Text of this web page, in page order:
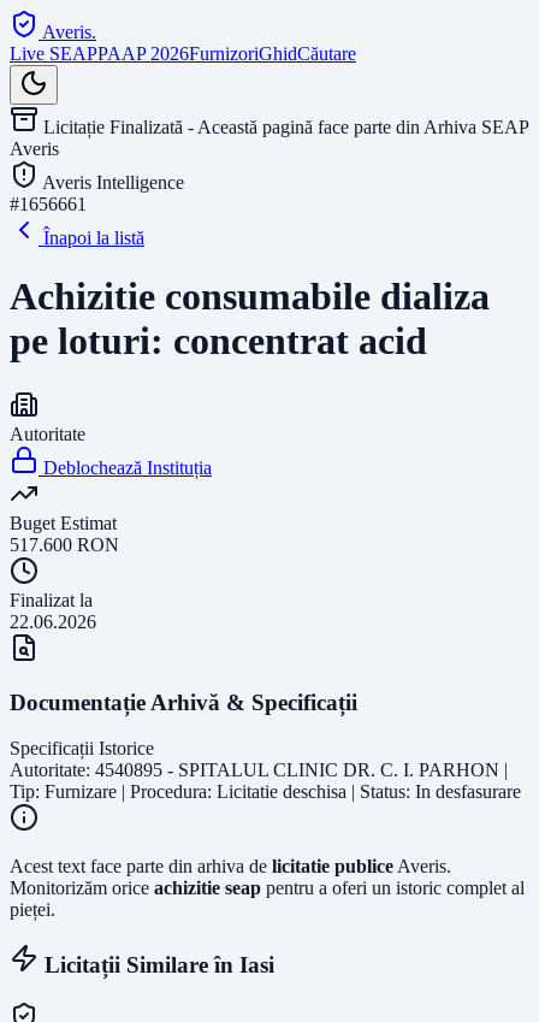
Averis.
Live SEAPPAAP 2026FurnizoriGhidCăutare
Licitație Finalizată - Această pagină face parte din Arhiva SEAP
Averis
Averis Intelligence
#1656661
Înapoi la listă
Achizitie consumabile dializa
pe loturi: concentrat acid
Autoritate
Deblochează Instituția
Buget Estimat
517.600 RON
Finalizat la
22.06.2026
Documentație Arhivă & Specificații
Specificații Istorice
Autoritate: 4540895 - SPITALUL CLINIC DR. C. I. PARHON |
Tip: Furnizare | Procedura: Licitatie deschisa | Status: In desfasurare
Acest text face parte din arhiva de licitatie publice Averis.
Monitorizăm orice achizitie seap pentru a oferi un istoric complet al
pieței.
Licitații Similare în Iasi